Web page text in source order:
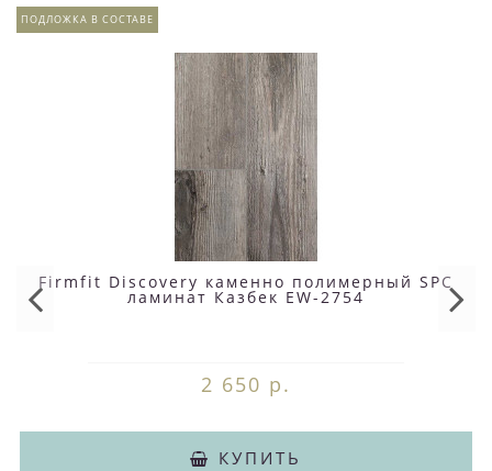
ПОДЛОЖКА В СОСТАВЕ
Firmfit Discovery каменно полимерный SPC
ламинат Казбек EW-2754
2 650 р.
КУПИТЬ